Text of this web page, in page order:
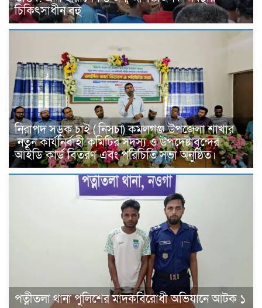
চিকিৎসাধীন বহু
নিরাপদ সড়ক চাই ( নিসচা) কমলগঞ্জ উপজেলা শাখার
নতুন কার্যনির্বাহী কমিটির সদস্য ও উপদেষ্টাবৃন্দের
আইডি কার্ড বিতরণ এবং পরিচিতি সভা অনুষ্ঠিত।
পত্নীতলা থানা পুলিশের মাদকবিরোধী অভিযানে আটক ১